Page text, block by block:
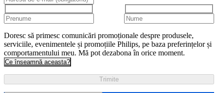
Doresc să primesc comunicări promoționale despre produsele,
serviciile, evenimentele și promoțiile Philips, pe baza preferințelor și
comportamentului meu. Mă pot dezabona în orice moment.
Ce înseamnă aceasta?
Trimite